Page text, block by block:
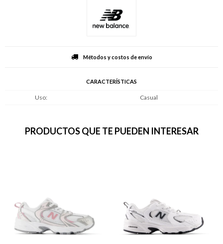
Métodos y costos de envío
CARACTERÍSTICAS
Uso Casual
PRODUCTOS QUE TE PUEDEN INTERESAR